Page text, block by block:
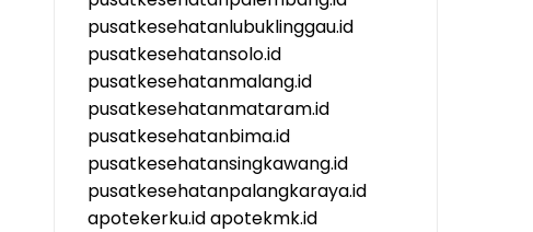
pusatkesehatanlubuklinggau.id
pusatkesehatansolo.id
pusatkesehatanmalang.id
pusatkesehatanmataram.id
pusatkesehatanbima.id
pusatkesehatansingkawang.id
pusatkesehatanpalangkaraya.id
apotekerku.idapotekmk.id